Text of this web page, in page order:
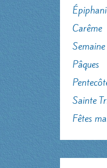
Carême
Pâques
Sainte
Fêtes